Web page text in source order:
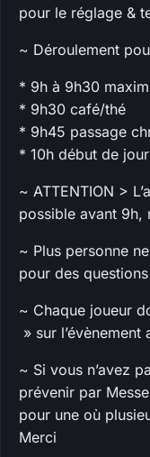
pour le réglage &
~ Déroulement
* 9h à 9h30
* 9h30 café/thé
* 9h45 passage
* 10h début de
~ ATTENTION >
possible avant 9h,
~ Plus personne
pour des
~ Chaque joueur
» sur
~ Si vous n’avez
prévenir par
pour une où
Merci